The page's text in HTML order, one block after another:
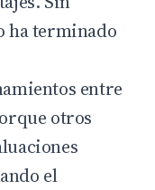
ha terminado
entre
otros
el